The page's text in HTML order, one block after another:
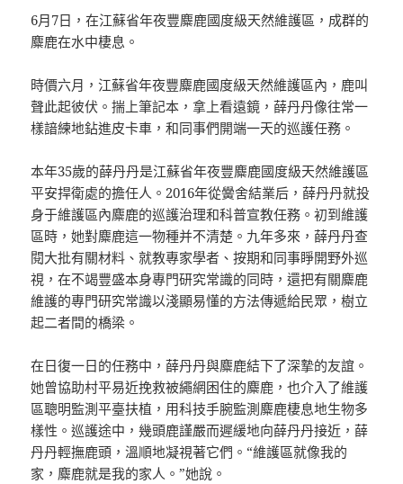
6月7日，在江蘇省年夜豐麋鹿國度級天然維護區，成群的
麋鹿在水中棲息。
時價六月，江蘇省年夜豐麋鹿國度級天然維護區內，鹿叫
聲此起彼伏。揣上筆記本，拿上看遠鏡，薛丹丹像往常一
樣諳練地鉆進皮卡車，和同事們開端一天的巡護任務。
本年35歲的薛丹丹是江蘇省年夜豐麋鹿國度級天然維護區
平安捍衛處的擔任人。2016年從黌舍結業后，薛丹丹就投
身于維護區內麋鹿的巡護治理和科普宣教任務。初到維護
區時，她對麋鹿這一物種并不清楚。九年多來，薛丹丹查
閱大批有關材料、就教專家學者、按期和同事睜開野外巡
視，在不竭豐盛本身專門研究常識的同時，還把有關麋鹿
維護的專門研究常識以淺顯易懂的方法傳遞給民眾，樹立
起二者間的橋梁。
在日復一日的任務中，薛丹丹與麋鹿結下了深摯的友誼。
她曾協助村平易近挽救被繩網困住的麋鹿，也介入了維護
區聰明監測平臺扶植，用科技手腕監測麋鹿棲息地生物多
樣性。巡護途中，幾頭鹿謹嚴而遲緩地向薛丹丹接近，薛
丹丹輕撫鹿頭，溫順地凝視著它們。“維護區就像我的
家，麋鹿就是我的家人。”她說。